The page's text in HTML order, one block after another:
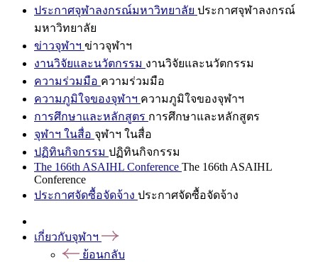
ประกาศจุฬาลงกรณ์มหาวิทยาลัย ประกาศจุฬาลงกรณ์
มหาวิทยาลัย
ข่าวจุฬาฯ ข่าวจุฬาฯ
งานวิจัยและนวัตกรรม งานวิจัยและนวัตกรรม
ความร่วมมือ ความร่วมมือ
ความภูมิใจของจุฬาฯ ความภูมิใจของจุฬาฯ
การศึกษาและหลักสูตร การศึกษาและหลักสูตร
จุฬาฯ ในสื่อ จุฬาฯ ในสื่อ
ปฏิทินกิจกรรม ปฏิทินกิจกรรม
The 166th ASAIHL Conference The 166th ASAIHL
Conference
ประกาศจัดซื้อจัดจ้าง ประกาศจัดซื้อจัดจ้าง
เกี่ยวกับจุฬาฯ
ย้อนกลับ